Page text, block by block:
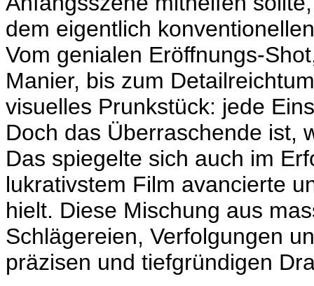
dem eigentlich
Vom genialen Eröffnungs-
Manier, bis zum
visuelles Prunkstück: jede
Doch das Überraschende ist,
Das spiegelte sich auch im
lukrativstem Film avancierte
hielt. Diese Mischung aus
Schlägereien, Verfolgungen
präzisen und tiefgründigen